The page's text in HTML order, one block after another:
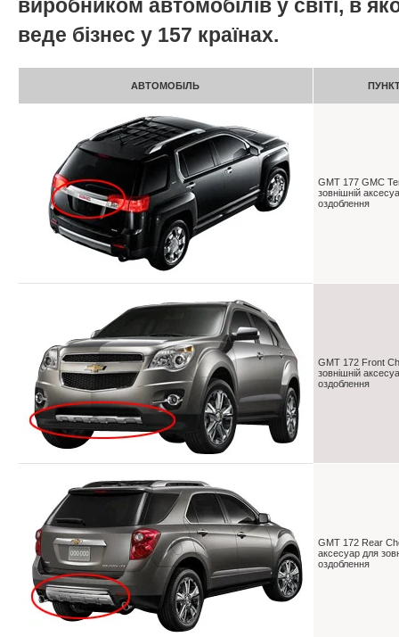
виробником автомобілів у світі, в
веде бізнес у 157 країнах.
АВТОМОБІЛЬ
GMT 177 GMC
зовнішній
оздоблення
GMT 172 Front
зовнішній
оздоблення
GMT 172 Rear
аксесуар для
оздоблення